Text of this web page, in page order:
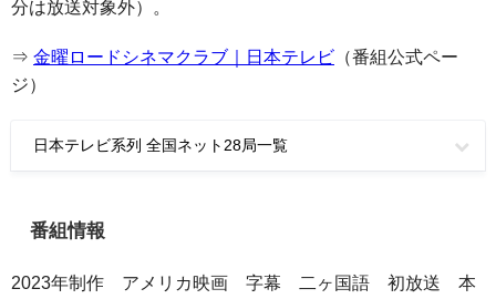
分は放送対象外）。
⇒ 金曜ロードシネマクラブ｜日本テレビ （番組公式ペー
ジ）
日本テレビ系列 全国ネット28局一覧
番組情報
2023年制作 アメリカ映画 字幕 二ヶ国語 初放送 本